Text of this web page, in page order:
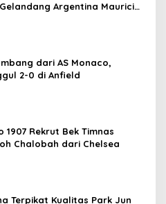
Argentina Mauricio
dari AS Monaco,
2-0 di Anfield
1907 Rekrut Bek Timnas
Chalobah dari Chelsea
Terpikat Kualitas Park Jun